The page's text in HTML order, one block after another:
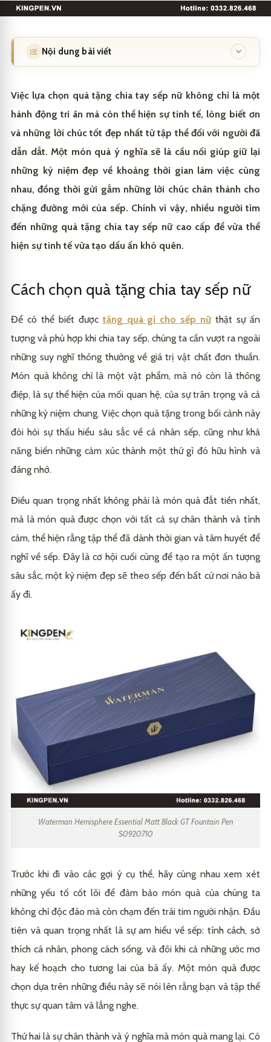
Nội dung bài viết
Quà tặng chia tay sếp nữ ý nghĩa và thiết thực
2 Các món quà tặng phù hợp cho sếp nữ
Gợi ý quà tặng chia tay sếp nữ sang trọng
3 King Pen – Quà tặng bút ký cao cấp, khẳng định
đẳng cấp và sự tinh tế
Việc lựa chọn quà tặng chia tay sếp nữ không chỉ là một
hành động tri ân mà còn thể hiện sự tinh tế, lòng biết ơn
và những lời chúc tốt đẹp nhất từ tập thể đối với người đã
dẫn dắt. Một món quà ý nghĩa sẽ là cầu nối giúp giữ lại
những kỷ niệm đẹp về khoảng thời gian làm việc cùng
nhau, đồng thời gửi gắm những lời chúc chân thành cho
chặng đường mới của sếp. Chính vì vậy, nhiều người tìm
đến những quà tặng chia tay sếp nữ cao cấp để vừa thể
hiện sự tinh tế vừa tạo dấu ấn khó quên.
Cách chọn quà tặng chia tay sếp nữ
Để có thể biết được tặng quà gì cho sếp nữthật sự ấn
tượng và phù hợp khi chia tay sếp, chúng ta cần vượt ra ngoài
những suy nghĩ thông thường về giá trị vật chất đơn thuần.
Món quà không chỉ là một vật phẩm, mà nó còn là thông
điệp, là sự thể hiện của mối quan hệ, của sự trân trọng và cả
những kỷ niệm chung. Việc chọn quà tặng trong bối cảnh này
đòi hỏi sự thấu hiểu sâu sắc về cá nhân sếp, cũng như khả
năng biến những cảm xúc thành một thứ gì đó hữu hình và
đáng nhớ.
Điều quan trọng nhất không phải là món quà đắt tiền nhất,
mà là món quà được chọn với tất cả sự chân thành và tình
cảm, thể hiện rằng tập thể đã dành thời gian và tâm huyết để
nghĩ về sếp. Đây là cơ hội cuối cùng để tạo ra một ấn tượng
sâu sắc, một kỷ niệm đẹp sẽ theo sếp đến bất cứ nơi nào bà
ấy đi.
Waterman Hemisphere Essential Matt Black GT Fountain Pen
S0920710
Trước khi đi vào các gợi ý cụ thể, hãy cùng nhau xem xét
những yếu tố cốt lõi để đảm bảo món quà của chúng ta
không chỉ độc đáo mà còn chạm đến trái tim người nhận. Đầu
tiên và quan trọng nhất là sự am hiểu về sếp: tính cách, sở
thích cá nhân, phong cách sống, và đôi khi cả những ước mơ
hay kế hoạch cho tương lai của bà ấy. Một món quà được
chọn dựa trên những điều này sẽ nói lên rằng bạn và tập thể
thực sự quan tâm và lắng nghe.
Thứ hai là sự chân thành và ý nghĩa mà món quà mang lại. Có